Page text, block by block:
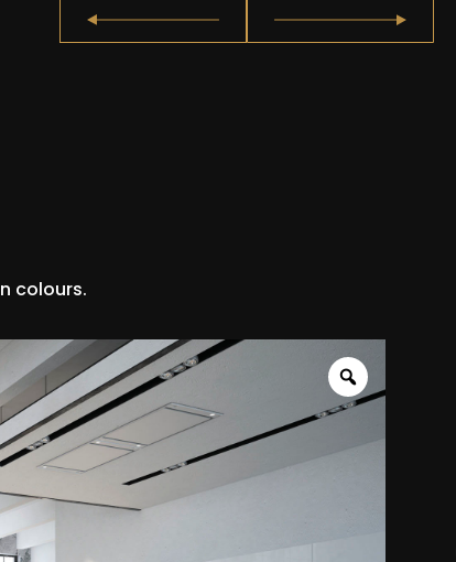
colours.
Zoom